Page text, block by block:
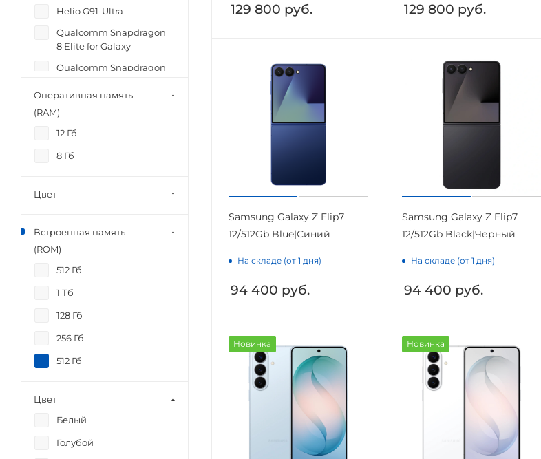
129 800 руб. 129 800 руб.
Samsung Galaxy Z Flip7
12/512Gb Blue|Синий
На складе (от 1 дня)
94 400 руб.
Samsung Galaxy Z Flip7
12/512Gb Black|Черный
На складе (от 1 дня)
94 400 руб.
Новинка Новинка
Helio G91-Ultra
Qualcomm Snapdragon
8 Elite for Galaxy
Qualcomm Snapdragon
Galaxy
Оперативная память
(RAM)
12 Гб
8 Гб
Цвет
Встроенная память
(ROM)
512 Гб
1 Тб
128 Гб
256 Гб
512 Гб
Цвет
Белый
Голубой